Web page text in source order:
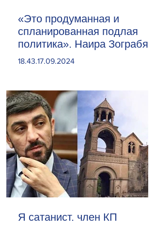
«Это продуманная и
спланированная подлая
политика». Наира Зограбян
18.43.17.09.2024
Я сатанист. член КП